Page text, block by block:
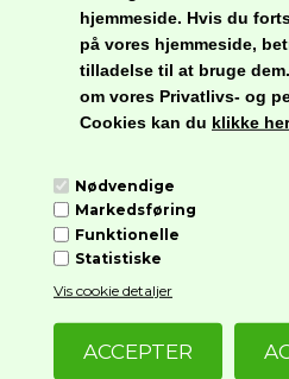
hjemmeside. Hvis du
på vores hjemmeside,
tilladelse til at bruge
om vores Privatlivs- og
Cookies kan du klikke her
Nødvendige
Markedsføring
Funktionelle
Statistiske
Vis cookie detaljer
Nettovægt:
Næringsindhold pr.
Fedt
Heraf mættede
fedtsyrer
Kulhydrat
Heraf sukkerarter
Kostfibre